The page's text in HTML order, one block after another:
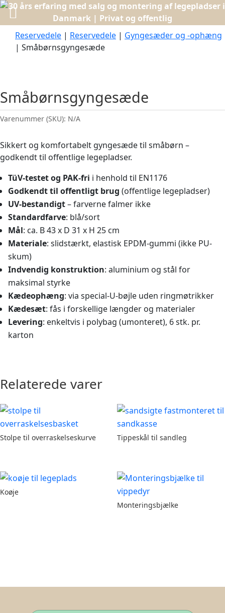
Reservedele | Reservedele | Gyngesæder og -ophæng
| Småbørnsgyngesæde
Småbørnsgyngesæde
Varenummer (SKU): N/A
Sikkert og komfortabelt gyngesæde til småbørn –
godkendt til offentlige legepladser.
TüV-testet og PAK-fri i henhold til EN1176
Godkendt til offentligt brug (offentlige legepladser)
UV-bestandigt– farverne falmer ikke
Standardfarve: blå/sort
Mål: ca. B 43 x D 31 x H 25 cm
Materiale: slidstærkt, elastisk EPDM-gummi (ikke PU-
skum)
Indvendig konstruktion: aluminium og stål for
maksimal styrke
Kædeophæng: via special-U-bøjle uden ringmøtrikker
Kædesæt: fås i forskellige længder og materialer
Levering: enkeltvis i polybag (umonteret), 6 stk. pr.
karton
Relaterede varer
Stolpe til overraskelseskurve Tippeskål til sandleg
Koøje
Monteringsbjælke